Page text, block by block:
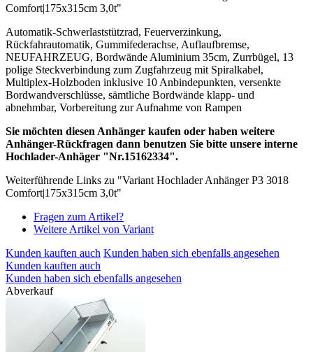
Comfort|175x315cm 3,0t"
Automatik-Schwerlaststützrad, Feuerverzinkung,
Rückfahrautomatik, Gummifederachse, Auflaufbremse,
NEUFAHRZEUG, Bordwände Aluminium 35cm, Zurrbügel, 13
polige Steckverbindung zum Zugfahrzeug mit Spiralkabel,
Multiplex-Holzboden inklusive 10 Anbindepunkten, versenkte
Bordwandverschlüsse, sämtliche Bordwände klapp- und
abnehmbar, Vorbereitung zur Aufnahme von Rampen
Sie möchten diesen Anhänger kaufen oder haben weitere
Anhänger-Rückfragen dann benutzen Sie bitte unsere interne
Hochlader-Anhäger "Nr.15162334".
Weiterführende Links zu "Variant Hochlader Anhänger P3 3018
Comfort|175x315cm 3,0t"
Fragen zum Artikel?
Weitere Artikel von Variant
Kunden kauften auch Kunden haben sich ebenfalls angesehen
Kunden kauften auch
Kunden haben sich ebenfalls angesehen
Abverkauf